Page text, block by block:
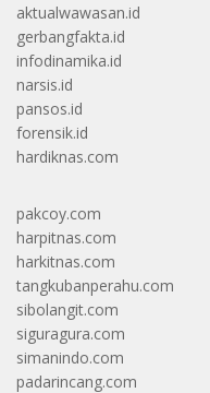
aktualwawasan.id
gerbangfakta.id
infodinamika.id
narsis.id
pansos.id
forensik.id
hardiknas.com
pakcoy.com
harpitnas.com
harkitnas.com
tangkubanperahu.com
sibolangit.com
siguragura.com
simanindo.com
padarincang.com